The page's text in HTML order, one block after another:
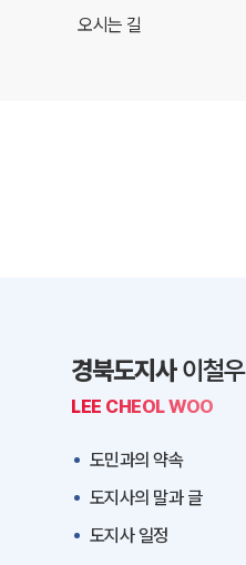
오시는 길
경북도지사이철우
LEE CHEOL WOO
도민과의 약속
도지사의 말과 글
도지사 일정